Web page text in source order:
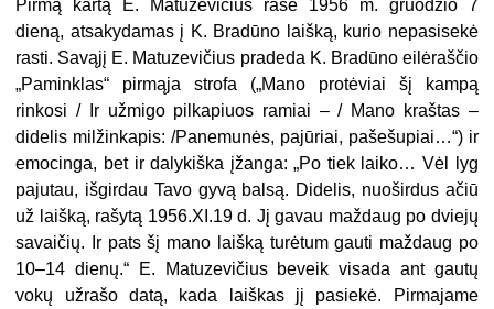
Pirmą kartą E. Matuzevičius rašė 1956 m. gruodžio 7
dieną, atsakydamas į K. Bradūno laišką, kurio nepasisekė
rasti. Savąjį E. Matuzevičius pradeda K. Bradūno eilėraščio
„Paminklas“ pirmąja strofa („Mano protėviai šį kampą
rinkosi / Ir užmigo pilkapiuos ramiai – / Mano kraštas –
didelis milžinkapis: /Panemunės, pajūriai, pašešupiai…“) ir
emocinga, bet ir dalykiška įžanga: „Po tiek laiko… Vėl lyg
pajutau, išgirdau Tavo gyvą balsą. Didelis, nuoširdus ačiū
už laišką, rašytą 1956.XI.19 d. Jį gavau maždaug po dviejų
savaičių. Ir pats šį mano laišką turėtum gauti maždaug po
10–14 dienų.“ E. Matuzevičius beveik visada ant gautų
vokų užrašo datą, kada laiškas jį pasiekė. Pirmajame